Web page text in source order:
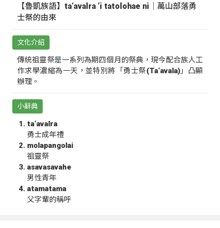
【魯凱族語】ta‘avalra ‘i tatolohae ni｜萬山部落勇
士祭的由來
文化介紹
傳統祖靈祭是一系列為期四個月的祭典，現今配合族人工
作求學濃縮為一天，並特別將「勇士祭(Ta‘avala)」凸顯
辦理。
小辭典
ta‘avalra
勇士成年禮
molapangolai
祖靈祭
asavasavahe
男性青年
atamatama
父字輩的稱呼